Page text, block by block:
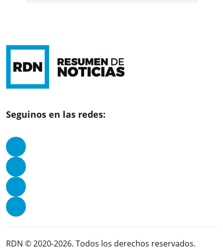
Seguinos en las redes:
RDN © 2020-2026. Todos los derechos reservados.